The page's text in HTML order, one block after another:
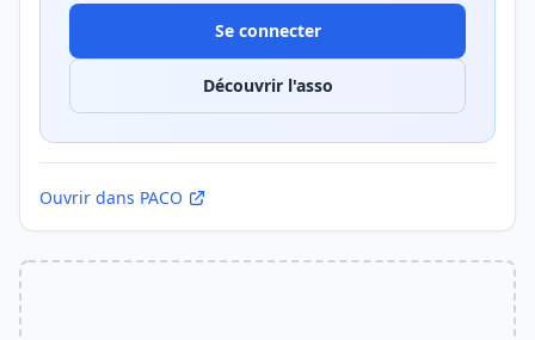
Se connecter
Découvrir l'asso
Ouvrir dans PACO